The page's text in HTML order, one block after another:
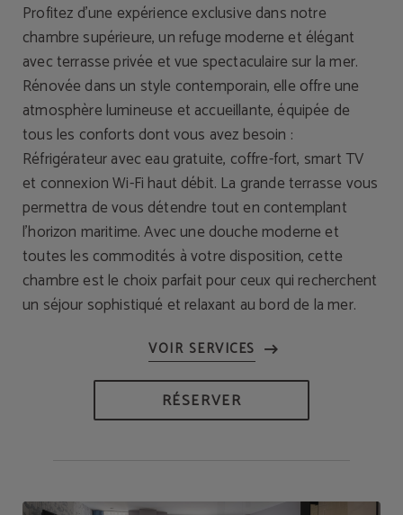
Profitez d’une expérience exclusive dans notre
chambre supérieure, un refuge moderne et élégant
avec terrasse privée et vue spectaculaire sur la mer.
Rénovée dans un style contemporain, elle offre une
atmosphère lumineuse et accueillante, équipée de
tous les conforts dont vous avez besoin :
Réfrigérateur avec eau gratuite, coffre-fort, smart TV
et connexion Wi-Fi haut débit. La grande terrasse vous
permettra de vous détendre tout en contemplant
l’horizon maritime. Avec une douche moderne et
toutes les commodités à votre disposition, cette
chambre est le choix parfait pour ceux qui recherchent
un séjour sophistiqué et relaxant au bord de la mer.
RÉSERVER